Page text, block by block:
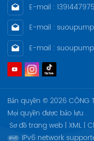
E-mail :
E-mail :
E-mail :
Bản quyền © 2026 CÔNG
Mọi quyền được bảo lưu .
Sơ đồ trang web | XML |
IPv6 network